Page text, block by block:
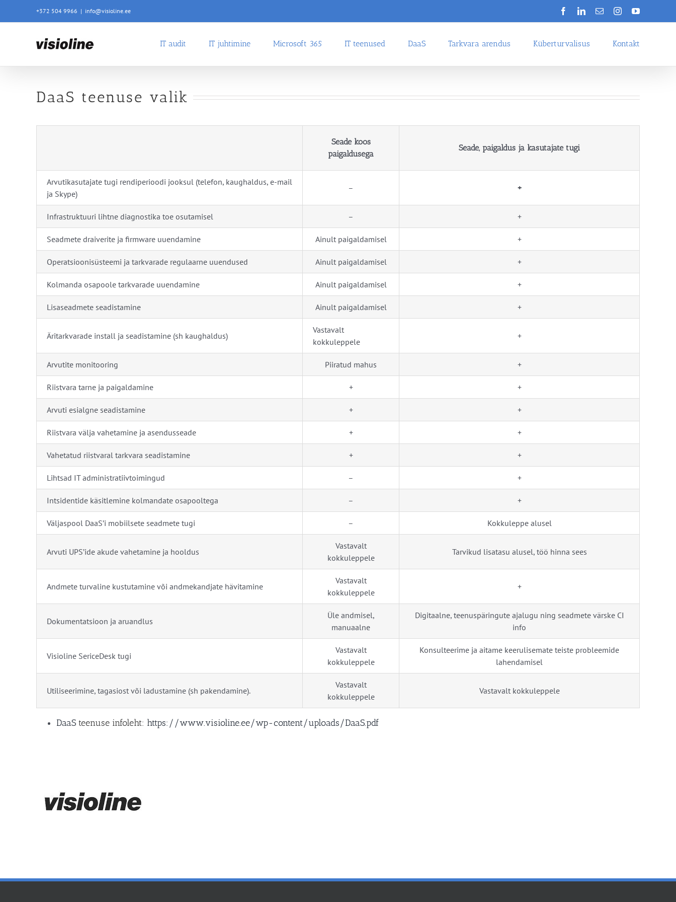
+372 504 9966 | info@visioline.ee FacebookLinkedIn
EmailInstagramYouTube
IT audit IT juhtimine Microsoft 365 IT teenused DaaS Tarkvara arendus Küberturvalisus Kontakt
DaaS teenuse valik
Seade koos
paigaldusega
Seade, paigaldus ja kasutajate tugi
Arvutikasutajate tugi rendiperioodi jooksul (telefon, kaughaldus, e-mail
ja Skype)
– +
Infrastruktuuri lihtne diagnostika toe osutamisel – +
Seadmete draiverite ja firmware uuendamine Ainult paigaldamisel +
Operatsioonisüsteemi ja tarkvarade regulaarne uuendused Ainult paigaldamisel +
Kolmanda osapoole tarkvarade uuendamine Ainult paigaldamisel +
Lisaseadmete seadistamine Ainult paigaldamisel +
Äritarkvarade install ja seadistamine (sh kaughaldus)
Vastavalt
kokkuleppele
+
Arvutite monitooring Piiratud mahus +
Riistvara tarne ja paigaldamine + +
Arvuti esialgne seadistamine + +
Riistvara välja vahetamine ja asendusseade + +
Vahetatud riistvaral tarkvara seadistamine + +
Lihtsad IT administratiivtoimingud – +
Intsidentide käsitlemine kolmandate osapooltega – +
Väljaspool DaaS’i mobiilsete seadmete tugi – Kokkuleppe alusel
Arvuti UPS’ide akude vahetamine ja hooldus
Vastavalt
kokkuleppele
Tarvikud lisatasu alusel, töö hinna sees
Andmete turvaline kustutamine või andmekandjate hävitamine
Vastavalt
kokkuleppele
+
Dokumentatsioon ja aruandlus
Üle andmisel,
manuaalne
Digitaalne, teenuspäringute ajalugu ning seadmete värske CI
info
Visioline SericeDesk tugi
Vastavalt
kokkuleppele
Konsulteerime ja aitame keerulisemate teiste probleemide
lahendamisel
Utiliseerimine, tagasiost või ladustamine (sh pakendamine).
Vastavalt
kokkuleppele
Vastavalt kokkuleppele
DaaS teenuse infoleht: https://www.visioline.ee/wp-content/uploads/DaaS.pdf